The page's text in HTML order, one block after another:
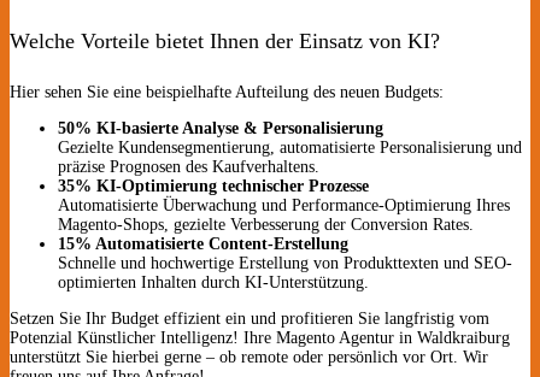
Welche Vorteile bietet Ihnen der Einsatz von KI?
Hier sehen Sie eine beispielhafte Aufteilung des neuen Budgets:
50% KI-basierte Analyse & Personalisierung
Gezielte Kundensegmentierung, automatisierte Personalisierung und
präzise Prognosen des Kaufverhaltens.
35% KI-Optimierung technischer Prozesse
Automatisierte Überwachung und Performance-Optimierung Ihres
Magento-Shops, gezielte Verbesserung der Conversion Rates.
15% Automatisierte Content-Erstellung
Schnelle und hochwertige Erstellung von Produkttexten und SEO-
optimierten Inhalten durch KI-Unterstützung.
Setzen Sie Ihr Budget effizient ein und profitieren Sie langfristig vom
Potenzial Künstlicher Intelligenz! Ihre Magento Agentur in Waldkraiburg
unterstützt Sie hierbei gerne – ob remote oder persönlich vor Ort. Wir